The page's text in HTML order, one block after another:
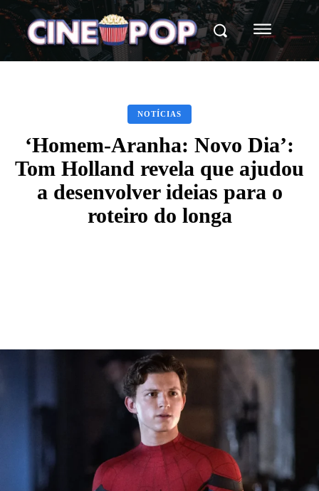
NOTÍCIAS
‘Homem-Aranha: Novo Dia’:
Tom Holland revela que ajudou
a desenvolver ideias para o
roteiro do longa